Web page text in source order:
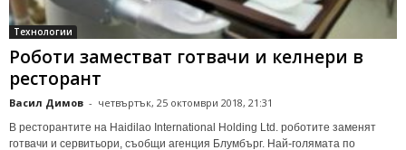
Технологии
Роботи заместват готвачи и келнери в
ресторант
Васил Димов - четвъртък, 25 октомври 2018, 21:31
В ресторантите на Haidilao International Holding Ltd. роботите заменят
готвачи и сервитьори, съобщи агенция Блумбърг. Най-голямата по